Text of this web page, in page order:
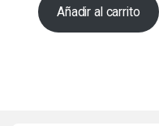
Añadir al carrito